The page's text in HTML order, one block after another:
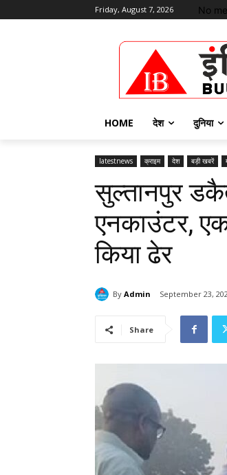
Friday, August 7, 2026 No
HOME देश दुनिया
latestnews क्राइम देश बड़ी खबरें
सुल्तानपुर
एनकाउंटर,
किया ढेर
By Admin September 23,
Share